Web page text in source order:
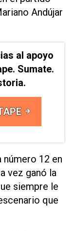
Andújar
al apoyo
Sumate.
número 12 en
vez ganó la
siempre le
que